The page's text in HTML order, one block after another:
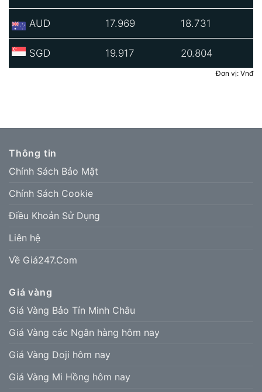
AUD 17.969 18.731
SGD 19.917 20.804
Đơn vị: Vnđ
Thông tin
Chính Sách Bảo Mật
Chính Sách Cookie
Điều Khoản Sử Dụng
Liên hệ
Về Giá247.Com
Giá vàng
Giá Vàng Bảo Tín Minh Châu
Giá Vàng các Ngân hàng hôm nay
Giá Vàng Doji hôm nay
Giá Vàng Mi Hồng hôm nay